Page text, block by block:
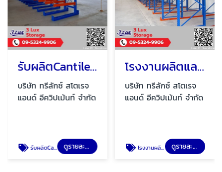
รับผลิตCantilever rack
บริษัท ทรีลักซ์ สโตเรจ
แอนด์ อีควิปเม้นท์ จำกัด
รับผลิตCantilever rack ดูรายละเอียด
โรงงานผลิตและออกแบบ Drive in pallet rack
บริษัท ทรีลักซ์ สโตเรจ
แอนด์ อีควิปเม้นท์ จำกัด
โรงงานผลิตและออกแบบ Drive in pallet rack ดูรายละเอียด